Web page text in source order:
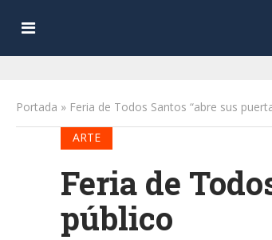
Portada » Feria de Todos Santos “abre sus
ARTE
Feria de
público